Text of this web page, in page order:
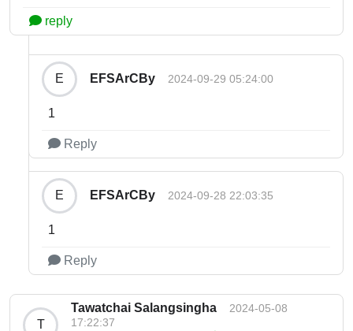
reply
E EFSArCBy 2024-09-29 05:24:00
1
Reply
E EFSArCBy 2024-09-28 22:03:35
1
Reply
T
Tawatchai Salangsingha
2024-05-08
17:22:37